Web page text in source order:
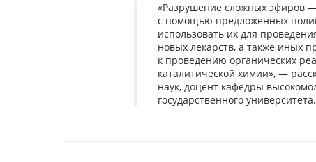
«Разрушение сложных эфиров
с помощью предложенных
использовать их для
новых лекарств, а также иных
к проведению органических
каталитической химии», —
наук, доцент кафедры
государственного университета.